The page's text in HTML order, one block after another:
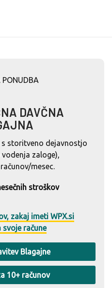
PONUDBA
DAVČNA
storitveno dejavnostjo
zaloge),
mesec.
stroškov
zakaj imeti WPX.si
svoje račune
Blagajne
10+ računov